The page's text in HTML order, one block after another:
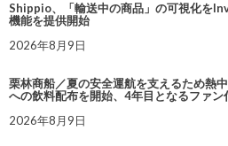
Shippio、「輸送中の商品」の可視化を
機能を提供開始
2026年8月9日
栗林商船／夏の安全運航を支えるため熱
への飲料配布を開始、4年目となるファ
2026年8月9日